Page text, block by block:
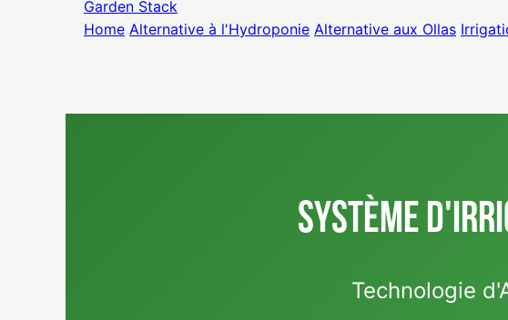
Garden Stack
Home Alternative à l'Hydroponie Alternative aux Ollas
Système
Technologie